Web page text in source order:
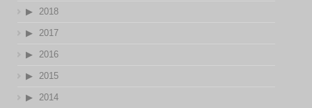
2018
2017
2016
2015
2014